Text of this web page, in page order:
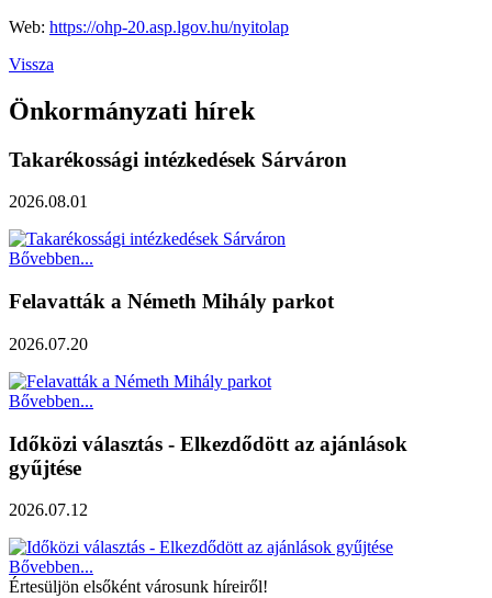
Web: https://ohp-20.asp.lgov.hu/nyitolap
Vissza
Önkormányzati hírek
Takarékossági intézkedések Sárváron
2026.08.01
Bővebben...
Felavatták a Németh Mihály parkot
2026.07.20
Bővebben...
Időközi választás - Elkezdődött az ajánlások
gyűjtése
2026.07.12
Bővebben...
Értesüljön elsőként városunk híreiről!